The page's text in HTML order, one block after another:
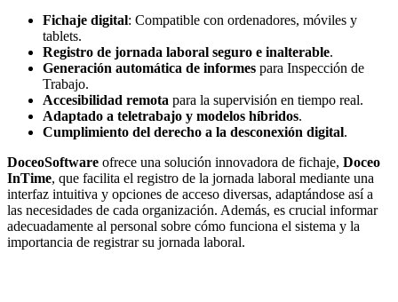
Fichaje digital: Compatible con ordenadores, móviles y
tablets.
Registro de jornada laboral seguro e inalterable.
Generación automática de informes para Inspección de
Trabajo.
Accesibilidad remota para la supervisión en tiempo real.
Adaptado a teletrabajo y modelos híbridos.
Cumplimiento del derecho a la desconexión digital.
DoceoSoftware ofrece una solución innovadora de fichaje, Doceo
InTime, que facilita el registro de la jornada laboral mediante una
interfaz intuitiva y opciones de acceso diversas, adaptándose así a
las necesidades de cada organización. Además, es crucial informar
adecuadamente al personal sobre cómo funciona el sistema y la
importancia de registrar su jornada laboral.